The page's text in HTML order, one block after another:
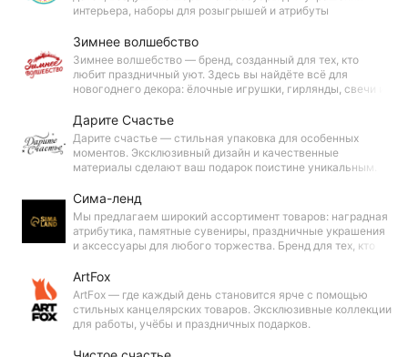
интерьера, наборы для розыгрышей и атрибуты
торжество запоминающимся.
Зимнее волшебство
Зимнее волшебство — бренд, созданный для тех, кто
любит праздничный уют. Здесь вы найдёте всё для
новогоднего декора: ёлочные игрушки, гирлянды, свечи и
атмосферу зимней сказки и сделать дом по-настоящему
тёплым
Дарите Счастье
Дарите счастье — стильная упаковка для особенных
моментов. Эксклюзивный дизайн и качественные
материалы сделают ваш подарок поистине уникальным.
Сима-ленд
Мы предлагаем широкий ассортимент товаров: наградная
атрибутика, памятные сувениры, праздничные украшения
и аксессуары для любого торжества. Бренд для тех, кто
незабываемыми.
ArtFox
ArtFox — где каждый день становится ярче с помощью
стильных канцелярских товаров. Эксклюзивные коллекции
для работы, учёбы и праздничных подарков.